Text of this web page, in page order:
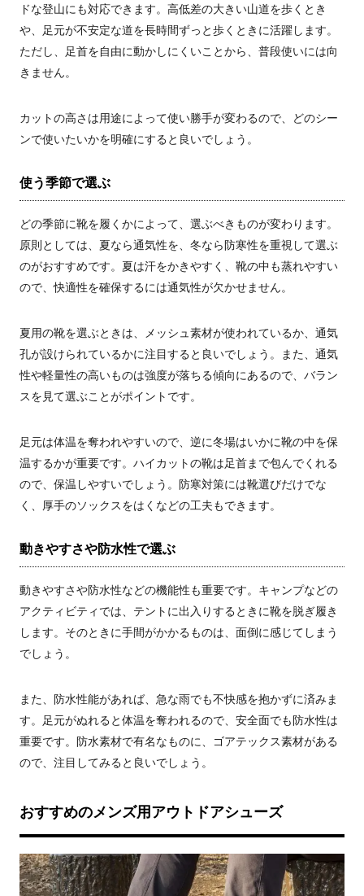
ドな登山にも対応できます。高低差の大きい山道を歩くとき
や、足元が不安定な道を長時間ずっと歩くときに活躍します。
ただし、足首を自由に動かしにくいことから、普段使いには向
きません。
カットの高さは用途によって使い勝手が変わるので、どのシー
ンで使いたいかを明確にすると良いでしょう。
使う季節で選ぶ
どの季節に靴を履くかによって、選ぶべきものが変わります。
原則としては、夏なら通気性を、冬なら防寒性を重視して選ぶ
のがおすすめです。夏は汗をかきやすく、靴の中も蒸れやすい
ので、快適性を確保するには通気性が欠かせません。
夏用の靴を選ぶときは、メッシュ素材が使われているか、通気
孔が設けられているかに注目すると良いでしょう。また、通気
性や軽量性の高いものは強度が落ちる傾向にあるので、バラン
スを見て選ぶことがポイントです。
足元は体温を奪われやすいので、逆に冬場はいかに靴の中を保
温するかが重要です。ハイカットの靴は足首まで包んでくれる
ので、保温しやすいでしょう。防寒対策には靴選びだけでな
く、厚手のソックスをはくなどの工夫もできます。
動きやすさや防水性で選ぶ
動きやすさや防水性などの機能性も重要です。キャンプなどの
アクティビティでは、テントに出入りするときに靴を脱ぎ履き
します。そのときに手間がかかるものは、面倒に感じてしまう
でしょう。
また、防水性能があれば、急な雨でも不快感を抱かずに済みま
す。足元がぬれると体温を奪われるので、安全面でも防水性は
重要です。防水素材で有名なものに、ゴアテックス素材がある
ので、注目してみると良いでしょう。
おすすめのメンズ用アウトドアシューズ